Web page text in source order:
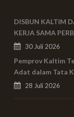
DISBUN KALTIM
KERJA SAMA
30 Juli 2026
Pemprov Kaltim
Adat dalam Tata
28 Juli 2026